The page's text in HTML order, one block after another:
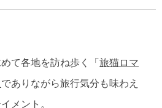
て各地を訪ね歩く「 旅猫ロマ
でありながら旅行気分も味わえ
メント。